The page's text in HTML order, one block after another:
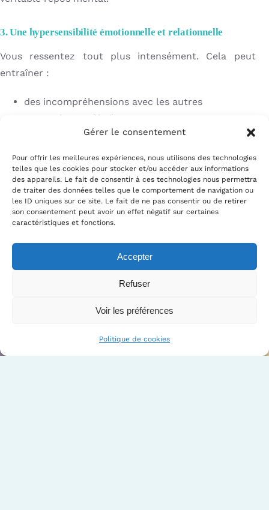
Gérer le consentement
Pour offrir les meilleures expériences, nous utilisons des technologies
telles que les cookies pour stocker et/ou accéder aux informations
des appareils. Le fait de consentir à ces technologies nous permettra
de traiter des données telles que le comportement de navigation ou
les ID uniques sur ce site. Le fait de ne pas consentir ou de retirer
son consentement peut avoir un effet négatif sur certaines
caractéristiques et fonctions.
Accepter
Refuser
Voir les préférences
Politique de cookies
3. Une hypersensibilité émotionnelle et relationnelle
Vous ressentez tout plus intensément. Cela peut
entraîner :
des incompréhensions avec les autres
un sentiment d’isolement
une difficulté à trouver votre place
L’hypnose vous aide à mieux vous connaître et à vous
positionner.